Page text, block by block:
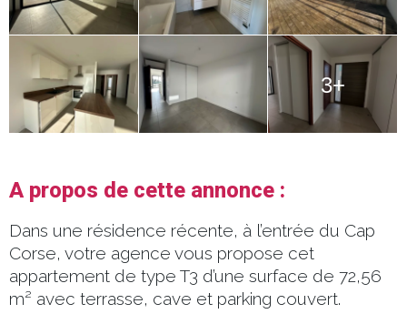
3+
A propos de cette annonce :
Dans une résidence récente, à l’entrée du Cap
Corse, votre agence vous propose cet
appartement de type T3 d’une surface de 72,56
m² avec terrasse, cave et parking couvert.